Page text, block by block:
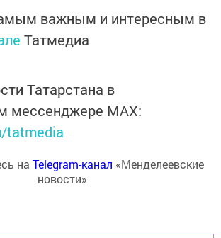
важным и интересным в
Татмедиа
Татарстана в
мессенджере MАХ:
tatmedia
на Telegram-канал «Менделеевские
новости»